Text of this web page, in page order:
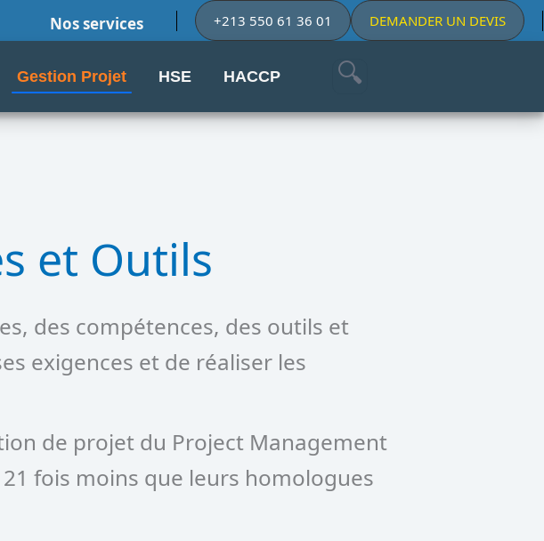
Nos services +213 550 61 36 01 DEMANDER UN DEVIS
Gestion Projet HSE HACCP
et Outils
des compétences, des outils et
exigences et de réaliser les
de projet du Project Management
fois moins que leurs homologues